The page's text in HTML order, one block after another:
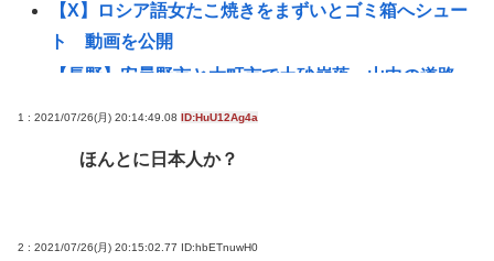
【X】ロシア語女たこ焼きをまずいとゴミ箱へシュー
ト 動画を公開
【長野】安曇野市と大町市で土砂崩落 山中の道路
8割がGemini利用、ChatGPTは68%
1 : 2021/07/26(月) 20:14:49.08 ID:HuU12Ag4a
ほんとに日本人か？
2 : 2021/07/26(月) 20:15:02.77 ID:hbETnuwH0